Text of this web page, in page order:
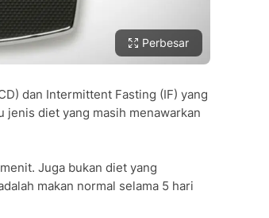
Perbesar
dan Intermittent Fasting (IF) yang
jenis diet yang masih menawarkan
Juga bukan diet yang
makan normal selama 5 hari